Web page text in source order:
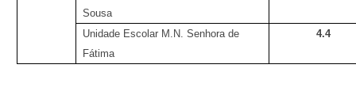
Sousa
Unidade Escolar M.N. Senhora de
Fátima
4.4